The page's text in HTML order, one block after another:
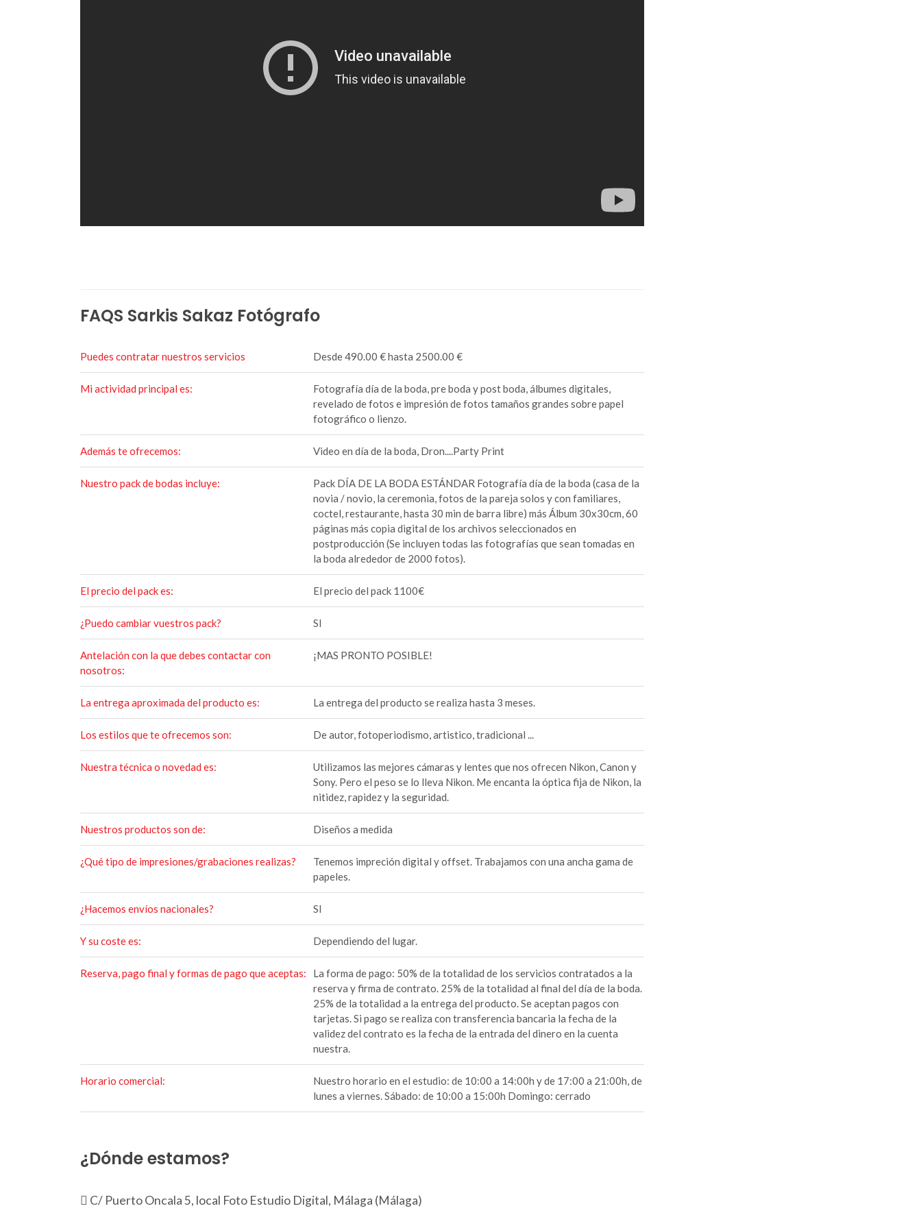
FAQS Sarkis Sakaz Fotógrafo
Puedes contratar nuestros servicios Desde 490.00 € hasta 2500.00 €
Mi actividad principal es:
Fotografía día de la boda, pre boda y post boda, álbumes digitales,
revelado de fotos e impresión de fotos tamaños grandes sobre papel
fotográfico o lienzo.
Además te ofrecemos: Video en día de la boda, Dron....Party Print
Nuestro pack de bodas incluye:
Pack DÍA DE LA BODA ESTÁNDAR Fotografía día de la boda (casa de la
novia / novio, la ceremonia, fotos de la pareja solos y con familiares,
coctel, restaurante, hasta 30 min de barra libre) más Álbum 30x30cm, 60
páginas más copia digital de los archivos seleccionados en
postproducción (Se incluyen todas las fotografías que sean tomadas en
la boda alrededor de 2000 fotos).
El precio del pack es: El precio del pack 1100€
¿Puedo cambiar vuestros pack? SI
Antelación con la que debes contactar con
nosotros:
¡MAS PRONTO POSIBLE!
La entrega aproximada del producto es: La entrega del producto se realiza hasta 3 meses.
Los estilos que te ofrecemos son: De autor, fotoperiodismo, artistico, tradicional ...
Nuestra técnica o novedad es:
Utilizamos las mejores cámaras y lentes que nos ofrecen Nikon, Canon y
Sony. Pero el peso se lo lleva Nikon. Me encanta la óptica fija de Nikon, la
nitidez, rapidez y la seguridad.
Nuestros productos son de: Diseños a medida
¿Qué tipo de impresiones/grabaciones realizas?
Tenemos impreción digital y offset. Trabajamos con una ancha gama de
papeles.
¿Hacemos envíos nacionales? SI
Y su coste es: Dependiendo del lugar.
Reserva, pago final y formas de pago que aceptas:
La forma de pago: 50% de la totalidad de los servicios contratados a la
reserva y firma de contrato. 25% de la totalidad al final del día de la boda.
25% de la totalidad a la entrega del producto. Se aceptan pagos con
tarjetas. Si pago se realiza con transferencia bancaria la fecha de la
validez del contrato es la fecha de la entrada del dinero en la cuenta
nuestra.
Horario comercial:
Nuestro horario en el estudio: de 10:00 a 14:00h y de 17:00 a 21:00h, de
lunes a viernes. Sábado: de 10:00 a 15:00h Domingo: cerrado
¿Dónde estamos?
C/ Puerto Oncala 5, local Foto Estudio Digital, Málaga (Málaga)